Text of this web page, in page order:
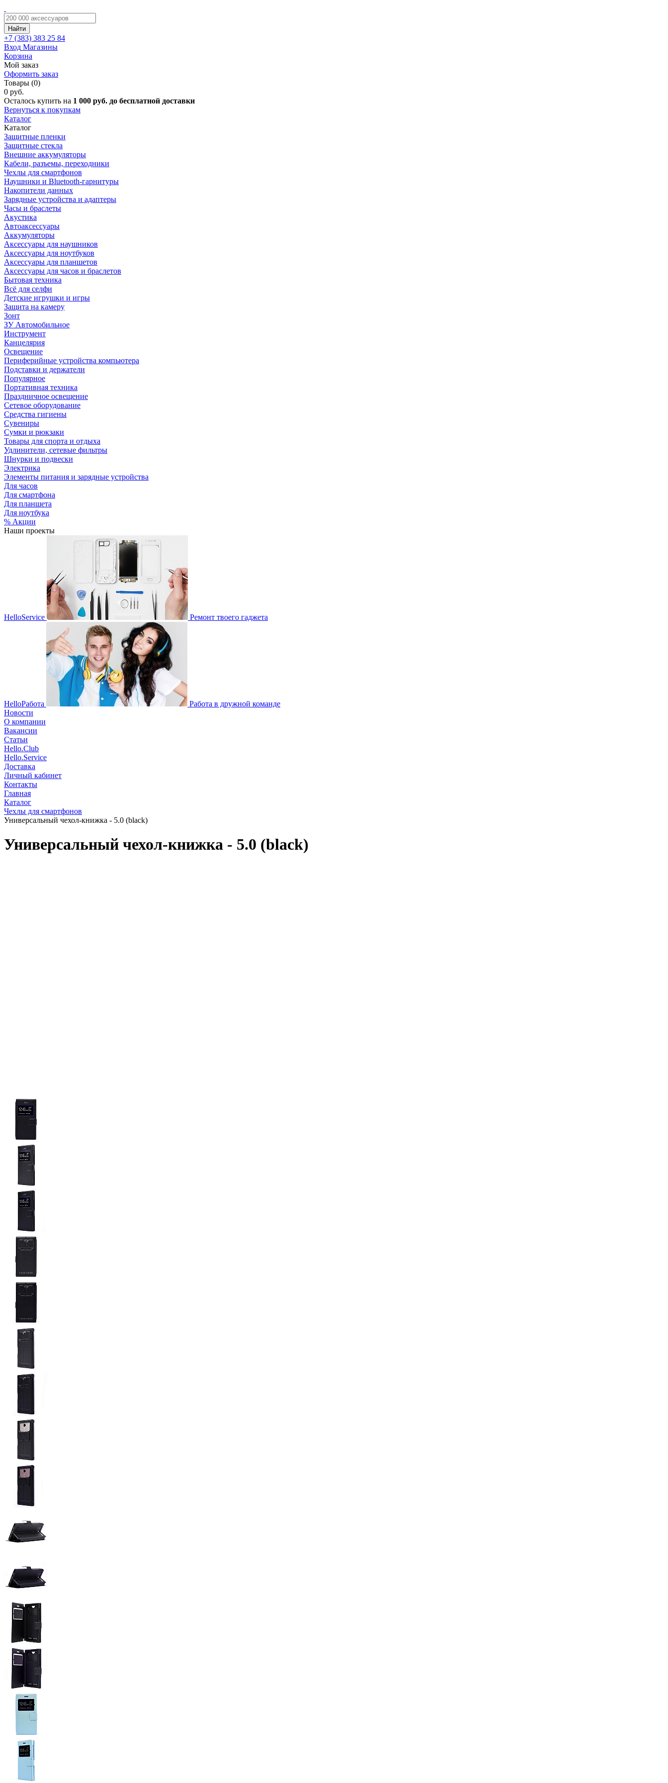
Найти
+7 (383) 383 25 84
Вход Магазины
Корзина
Мой заказ
Оформить заказ
Товары (0)
0 руб.
Осталось купить на 1 000 руб. до бесплатной доставки
Вернуться к покупкам
Каталог
Каталог
Защитные пленки
Защитные стекла
Внешние аккумуляторы
Кабели, разъемы, переходники
Чехлы для смартфонов
Наушники и Bluetooth-гарнитуры
Накопители данных
Зарядные устройства и адаптеры
Часы и браслеты
Акустика
Автоаксессуары
Аккумуляторы
Аксессуары для наушников
Аксессуары для ноутбуков
Аксессуары для планшетов
Аксессуары для часов и браслетов
Бытовая техника
Всё для селфи
Детские игрушки и игры
Защита на камеру
Зонт
ЗУ Автомобильное
Инструмент
Канцелярия
Освещение
Периферийные устройства компьютера
Подставки и держатели
Популярное
Портативная техника
Праздничное освещение
Сетевое оборудование
Средства гигиены
Сувениры
Сумки и рюкзаки
Товары для спорта и отдыха
Удлинители, сетевые фильтры
Шнурки и подвески
Электрика
Элементы питания и зарядные устройства
Для часов
Для смартфона
Для планшета
Для ноутбука
% Акции
Наши проекты
HelloService Ремонт твоего гаджета
HelloРабота
Работа в дружной команде
Новости
О компании
Вакансии
Статьи
Hello.Club
Hello.Service
Доставка
Личный кабинет
Контакты
Главная
Каталог
Чехлы для смартфонов
Универсальный чехол-книжка - 5.0 (black)
Универсальный чехол-книжка - 5.0 (black)